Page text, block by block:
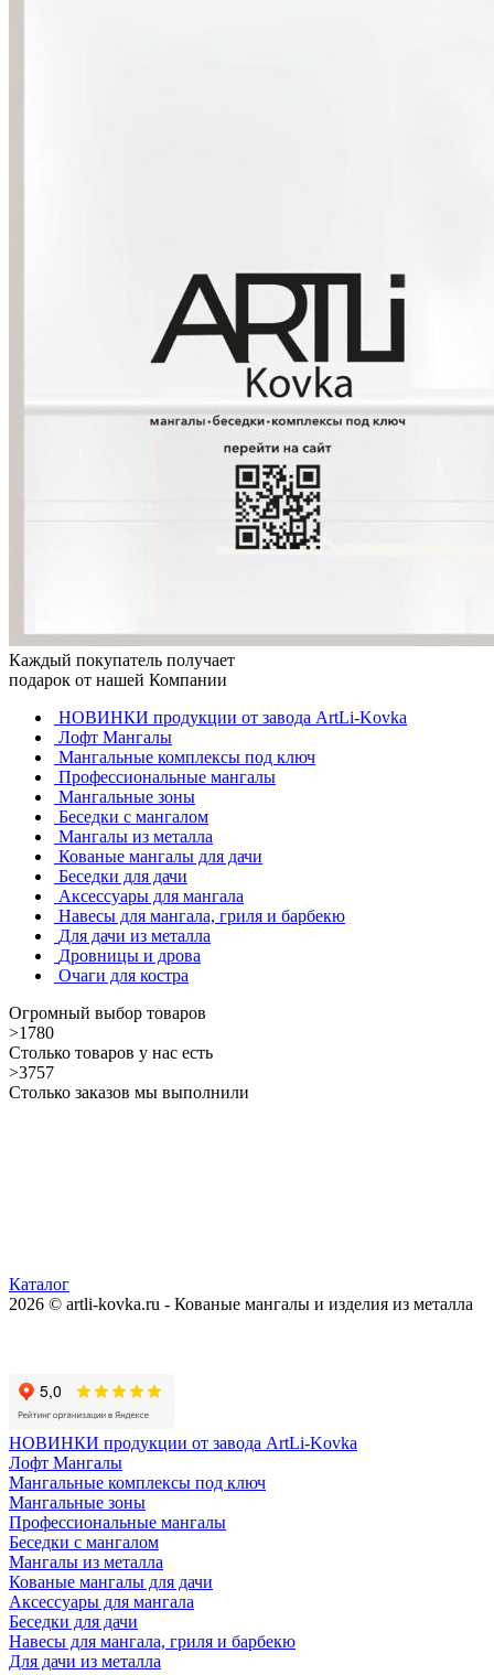
Каждый покупатель получает
подарок от нашей Компании
НОВИНКИ продукции от завода ArtLi-Kovka
Лофт Мангалы
Мангальные комплексы под ключ
Профессиональные мангалы
Мангальные зоны
Беседки с мангалом
Мангалы из металла
Кованые мангалы для дачи
Беседки для дачи
Аксессуары для мангала
Навесы для мангала, гриля и барбекю
Для дачи из металла
Дровницы и дрова
Очаги для костра
Огромный выбор товаров
>1780
Столько товаров у нас есть
>3757
Столько заказов мы выполнили
Каталог
2026 © artli-kovka.ru - Кованые мангалы и изделия из металла
НОВИНКИ продукции от завода ArtLi-Kovka
Лофт Мангалы
Мангальные комплексы под ключ
Мангальные зоны
Профессиональные мангалы
Беседки с мангалом
Мангалы из металла
Кованые мангалы для дачи
Аксессуары для мангала
Беседки для дачи
Навесы для мангала, гриля и барбекю
Для дачи из металла